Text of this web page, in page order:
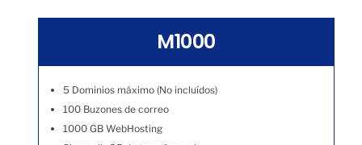
M1000
5 Dominios máximo (No incluídos)
100 Buzones de correo
1000 GB WebHosting